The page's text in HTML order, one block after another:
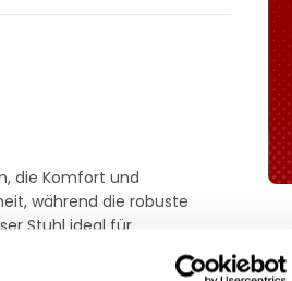
die Komfort und
während die robuste
Stuhl ideal für